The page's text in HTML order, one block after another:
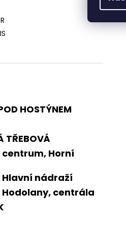
HOSTÝNEM
TŘEBOVÁ
centrum, Horní
Hlavní nádraží
Hodolany, centrála